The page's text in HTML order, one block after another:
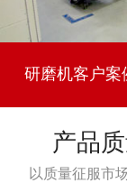
研磨机客户案
产品
以质量征服市